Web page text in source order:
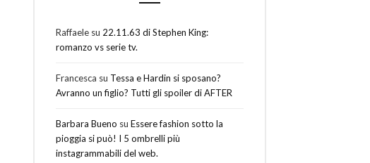
Raffaele su 22.11.63 di Stephen King:
romanzo vs serie tv.
Francesca su Tessa e Hardin si sposano?
Avranno un figlio? Tutti gli spoiler di AFTER
Barbara Bueno su Essere fashion sotto la
pioggia si può! I 5 ombrelli più
instagrammabili del web.